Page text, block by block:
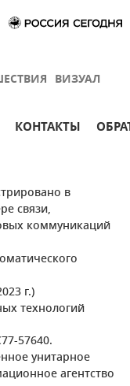
ВИЗУАЛ
КОНТАКТЫ
в
связи,
коммуникаций
г.)
технологий
57640.
унитарное
агентство